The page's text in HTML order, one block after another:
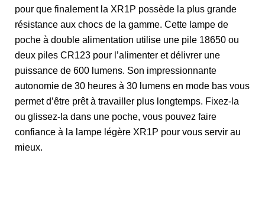
pour que finalement la XR1P possède la plus grande
résistance aux chocs de la gamme. Cette lampe de
poche à double alimentation utilise une pile 18650 ou
deux piles CR123 pour l’alimenter et délivrer une
puissance de 600 lumens. Son impressionnante
autonomie de 30 heures à 30 lumens en mode bas vous
permet d’être prêt à travailler plus longtemps. Fixez-la
ou glissez-la dans une poche, vous pouvez faire
confiance à la lampe légère XR1P pour vous servir au
mieux.